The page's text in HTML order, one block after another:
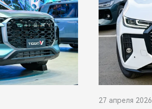
27 апреля 2026